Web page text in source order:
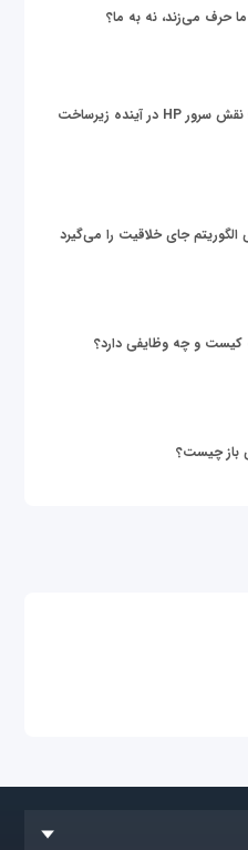
ما حرف می‌زند، نه به ما؟
زیر پوست دنیای داده؛ نقش سرور HP در آینده زیرساخت
الگوریتم جای خلاقیت را می‌گیرد
کیست و چه وظایفی دارد؟
باز چیست؟